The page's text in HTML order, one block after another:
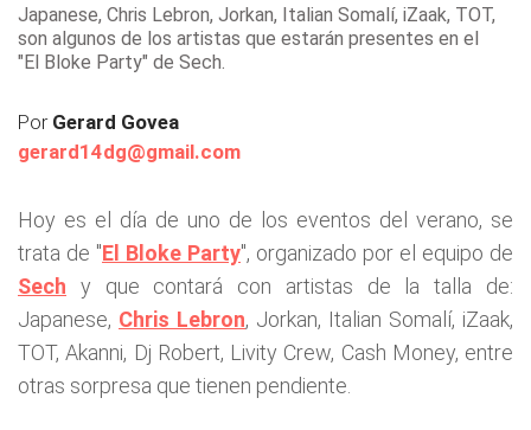
Japanese, Chris Lebron, Jorkan, Italian Somalí, iZaak, TOT,
son algunos de los artistas que estarán presentes en el
"El Bloke Party" de Sech.
Por Gerard Govea
gerard14dg@gmail.com
Hoy es el día de uno de los eventos del verano, se
trata de "El Bloke Party", organizado por el equipo de
Sech y que contará con artistas de la talla de:
Japanese, Chris Lebron, Jorkan, Italian Somalí, iZaak,
TOT, Akanni, Dj Robert, Livity Crew, Cash Money, entre
otras sorpresa que tienen pendiente.